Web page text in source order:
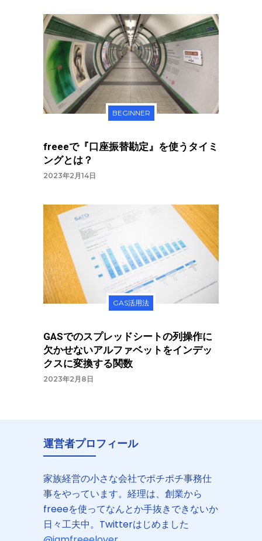
BEGINNER
freeeで『口座振替勘定』を使うタイミ
ングとは？
2023年2月14日
GAS活用法
GASでのスプレッドシートの列操作に
欠かせないアルファベットをインデッ
クスに変換する関数
2023年2月8日
運営者プロフィール
家族経営の小さな会社でポチポチ事務仕
事をやっています。経理は、創業から
freeeを使ってなんとか手抜きできないか
日々工夫中。Twitterはじめました